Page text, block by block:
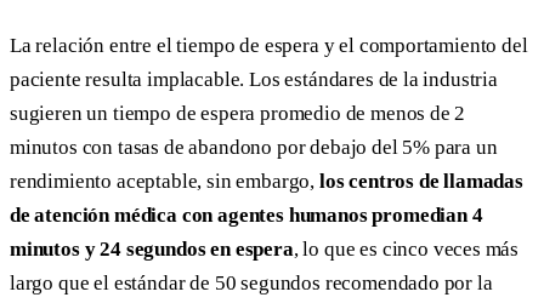
La relación entre el tiempo de espera y el comportamiento del
paciente resulta implacable. Los estándares de la industria
sugieren un tiempo de espera promedio de menos de 2
minutos con tasas de abandono por debajo del 5% para un
rendimiento aceptable, sin embargo, los centros de llamadas
de atención médica con agentes humanos promedian 4
minutos y 24 segundos en espera, lo que es cinco veces más
largo que el estándar de 50 segundos recomendado por la